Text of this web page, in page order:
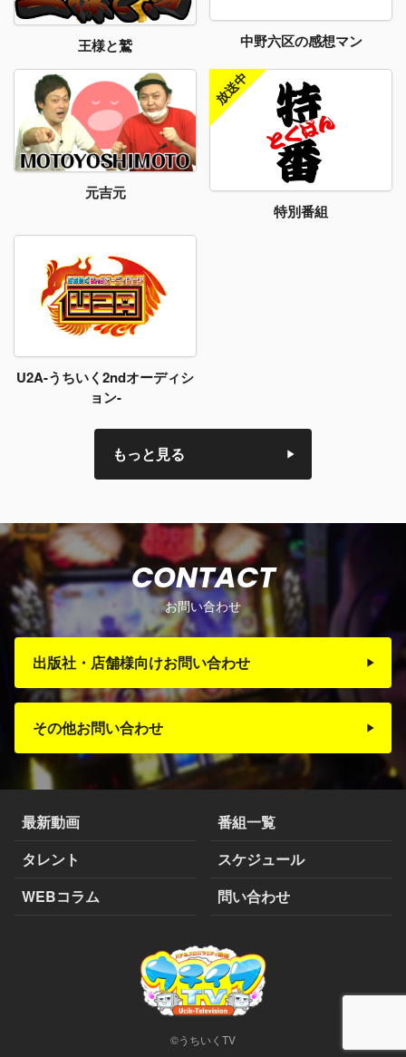
王様と鷲 中野六区の感想マン
元吉元
特別番組
U2A-うちいく2ndオーディシ
ョン-
もっと見る
お問い合わせ
CONTACT
出版社・店舗様向けお問い合わせ
その他お問い合わせ
最新動画
番組一覧
タレント
スケジュール
WEBコラム
問い合わせ
©うちいくTV